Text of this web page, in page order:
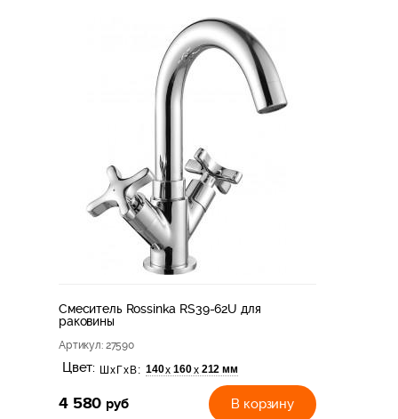
Смеситель Rossinka RS39-62U для
раковины
Артикул: 27590
Цвет: ШхГхВ: 140х 160х 212 мм
4 580 руб В корзину